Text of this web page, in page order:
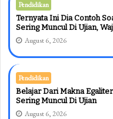
Pendidikan
Ternyata Ini Dia Contoh
Sering Muncul Di Ujian,
August 6, 2026
Pendidikan
Belajar Dari Makna
Sering Muncul Di Ujian
August 6, 2026